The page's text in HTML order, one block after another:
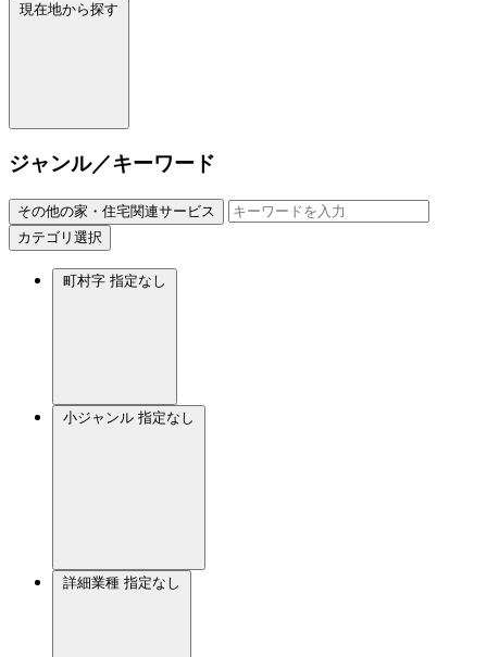
現在地から探す
ジャンル／キーワード
その他の家・住宅関連サービス
カテゴリ選択
町村字 指定なし
小ジャンル 指定なし
詳細業種 指定なし